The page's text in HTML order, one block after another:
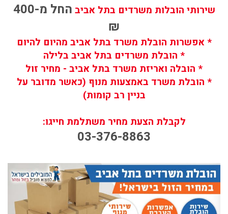
שירותי הובלות משרדים בתל אביב
החל מ-400
₪
* אפשרות הובלת משרד בתל אביב מהיום להיום
* הובלת משרדים בתל אביב בלילה
* הובלה ואריזת משרד בתל אביב - מחיר זול
* הובלת משרד באמצעות מנוף (כאשר מדובר על
בניין רב קומות)
לקבלת הצעת מחיר משתלמת חייגו:
03-376-8863